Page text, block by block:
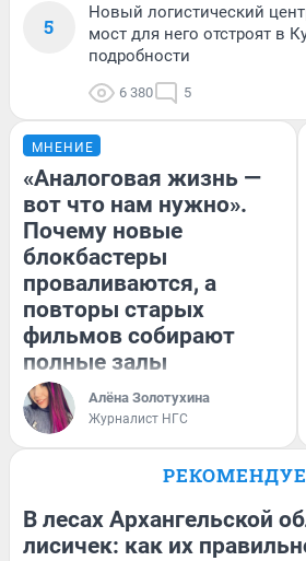
5
Новый логистический
мост для него отстроят в
подробности
6 380 5
МНЕНИЕ
«Аналоговая жизнь —
вот что нам нужно».
Почему новые
блокбастеры
проваливаются, а
повторы старых
фильмов собирают
полные залы
Алёна Золотухина
Журналист НГС
В лесах Архангельской
лисичек: как их